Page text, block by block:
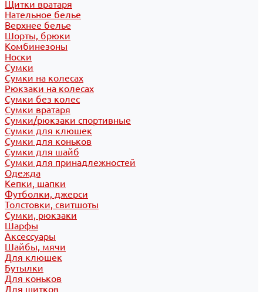
Щитки вратаря
Нательное белье
Верхнее белье
Шорты, брюки
Комбинезоны
Носки
Сумки
Сумки на колесах
Рюкзаки на колесах
Сумки без колес
Сумки вратаря
Сумки/рюкзаки спортивные
Сумки для клюшек
Сумки для коньков
Сумки для шайб
Сумки для принадлежностей
Одежда
Кепки, шапки
Футболки, джерси
Толстовки, свитшоты
Сумки, рюкзаки
Шарфы
Аксессуары
Шайбы, мячи
Для клюшек
Бутылки
Для коньков
Для щитков